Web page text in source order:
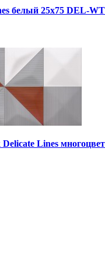
белый 25x75 DEL-
Lines